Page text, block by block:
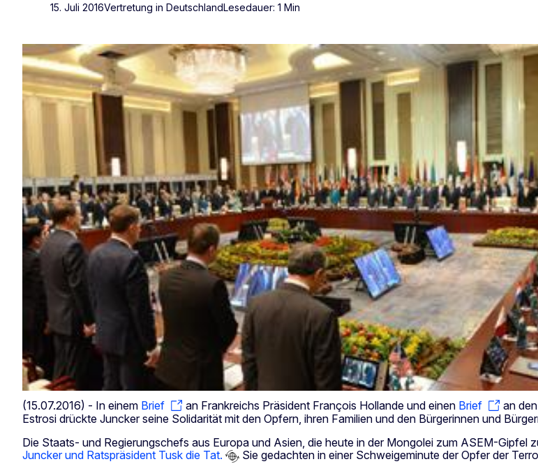
15. Juli 2016Vertretung in DeutschlandLesedauer: 1 Min
(15.07.2016) - In einem Brief an Frankreichs Präsident François Hollande und einen Brief
an
Estrosi drückte Juncker seine Solidarität mit den Opfern, ihren Familien und den Bürgerinnen und
Die Staats- und Regierungschefs aus Europa und Asien, die heute in der Mongolei zum ASEM-Gipfel
Juncker und Ratspräsident Tusk die Tat.
Sie gedachten in einer Schweigeminute der Opfer der